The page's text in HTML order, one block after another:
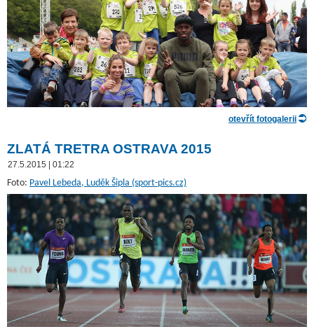
otevřít fotogalerii
ZLATÁ TRETRA OSTRAVA 2015
27.5.2015 | 01:22
Foto: Pavel Lebeda, Luděk Šipla (sport-pics.cz)